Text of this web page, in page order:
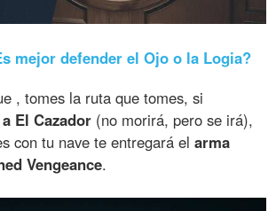
mejor defender el Ojo o la Logia?
, tomes la ruta que tomes, si
El Cazador (no morirá, pero se irá),
con tu nave te entregará elarma
Vengeance.